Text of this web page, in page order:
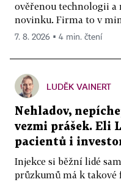
ověřenou technologii a
novinku. Firma to v
7. 8. 2026 ▪ 4 min. čtení
LUDĚK VAINERT
Nehladov,
vezmi prášek. Eli
pacientů i
Injekce si běžní lidé
průzkumů má k takové